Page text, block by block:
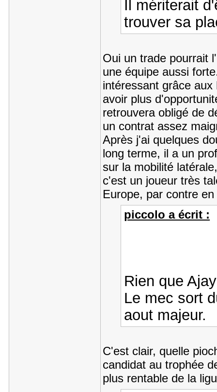
Il mériterait
trouver sa
Oui un trade pourrait
une équipe aussi
intéressant grâce
avoir plus
retrouvera obligé de
un contrat assez
Après j'ai quelques
long terme, il a un
sur la mobilité
c'est un joueur très
Europe, par contre
piccolo a écrit :
Rien que
Le mec sort
aout majeur.
C'est clair, quelle
candidat au trophée
plus rentable de la